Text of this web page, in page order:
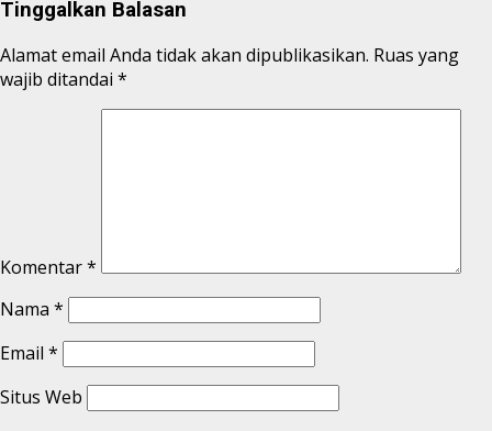
Tinggalkan Balasan
Alamat email Anda tidak akan dipublikasikan. Ruas yang
wajib ditandai *
Komentar*
Nama *
Email *
Situs Web